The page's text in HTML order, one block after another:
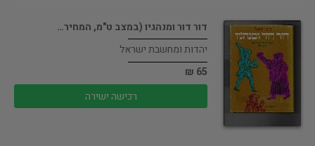
דור דור ומנהגיו (במצב ט"מ, המחיר…
יהדות ומחשבת ישראל
65 ₪
רכישה ישירה